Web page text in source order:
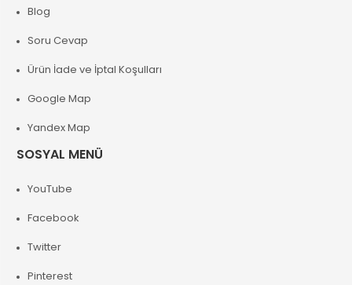
Blog
Soru Cevap
Ürün İade ve İptal Koşulları
Google Map
Yandex Map
SOSYAL MENÜ
YouTube
Facebook
Twitter
Pinterest